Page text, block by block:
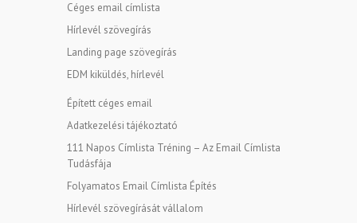
Céges email címlista
Hírlevél szövegírás
Landing page szövegírás
EDM kiküldés, hírlevél
Épített céges email
Adatkezelési tájékoztató
111 Napos Címlista Tréning – Az Email Címlista
Tudásfája
Folyamatos Email Címlista Építés
Hírlevél szövegírását vállalom